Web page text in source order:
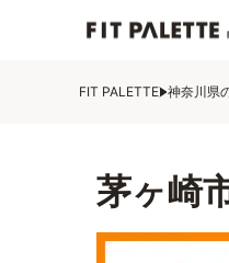
FIT PALETTE 神奈川県
茅ヶ崎